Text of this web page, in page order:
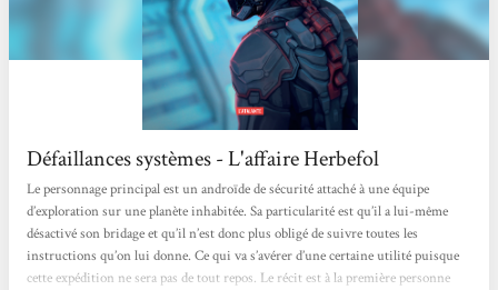
Défaillances systèmes - L'affaire Herbefol
Le personnage principal est un androïde de sécurité attaché à une équipe
d’exploration sur une planète inhabitée. Sa particularité est qu’il a lui-même
désactivé son bridage et qu’il n’est donc plus obligé de suivre toutes les
instructions qu’on lui donne. Ce qui va s’avérer d’une certaine utilité puisque
cette expédition ne sera pas de tout repos. Le récit est à la première personne